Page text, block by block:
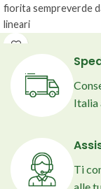
fiorita sempreverde
lineari
Ricevi tutte le piante
sequenza d'impianto
Altezze piante
80cm a seconda
Vaso diametro 16-Italia
Ti
alle